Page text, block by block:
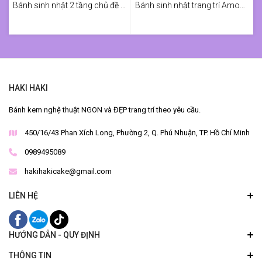
HAKI HAKI
Bánh kem nghệ thuật NGON và ĐẸP trang trí theo yêu cầu.
450/16/43 Phan Xích Long, Phường 2, Q. Phú Nhuận, TP. Hồ Chí Minh
0989495089
hakihakicake@gmail.com
LIÊN HỆ
HƯỚNG DẪN - QUY ĐỊNH
THÔNG TIN